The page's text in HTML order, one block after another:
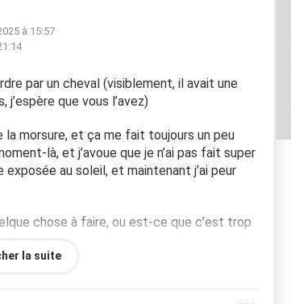
à 15:57
par un cheval (visiblement, il avait une
que vous l’avez)
la morsure, et ça me fait toujours un peu
là, et j’avoue que je n’ai pas fait super
au soleil, et maintenant j’ai peur
chose à faire, ou est-ce que c’est trop
la suite